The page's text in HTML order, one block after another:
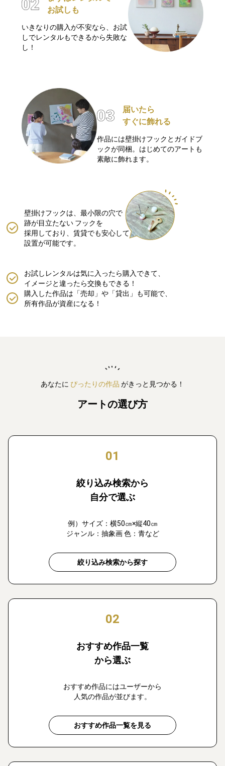
お試しも
いきなりの購入が不安なら、お試
しでレンタルもできるから失敗な
し！
届いたら
すぐに飾れる
作品には壁掛けフックとガイドブ
ックが同梱。はじめてのアートも
素敵に飾れます。
壁掛けフックは、最小限の穴で
跡が目立たない フックを
採用しており、賃貸でも安心して
設置が可能です。
購入した作品は「売却」や「貸出」も可能で、
所有作品が資産になる！
お試しレンタルは気に入ったら購入できて、
イメージと違ったら交換もできる！
あなたに ぴったりの作品 がきっと見つかる！
アートの選び方
01
絞り込み検索から
自分で選ぶ
例）サイズ：横50㎝×縦40㎝
ジャンル：抽象画 色：青など
絞り込み検索から探す
02
おすすめ作品一覧
から選ぶ
おすすめ作品にはユーザーから
人気の作品が並びます。
おすすめ作品一覧を見る